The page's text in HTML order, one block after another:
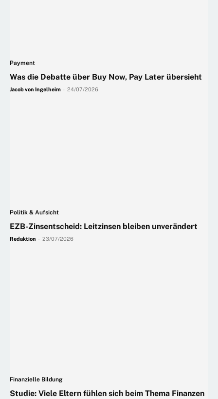
Payment
Was die Debatte über Buy Now, Pay Later übersieht
Jacob von Ingelheim 24/07/2026
Politik & Aufsicht
EZB-Zinsentscheid: Leitzinsen bleiben unverändert
Redaktion 23/07/2026
Finanzielle Bildung
Studie: Viele Eltern fühlen sich beim Thema Finanzen